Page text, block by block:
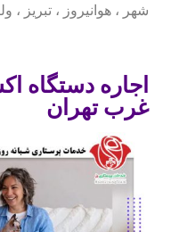
شهر ، هوانیروز ، تبریز ،
اجاره دستگاه
غرب تهران